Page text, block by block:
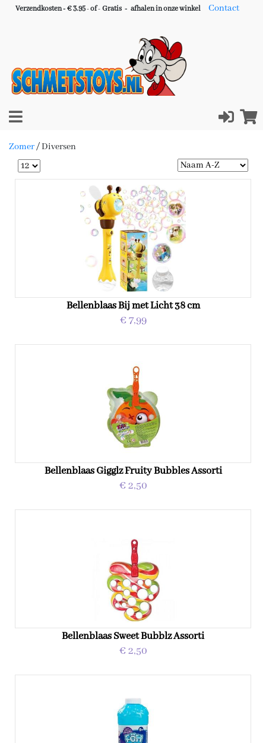
Verzendkosten - € 3.95-of- Gratis - afhalen in onze winkel Contact
Zomer/Diversen
Bellenblaas Bij met Licht 38 cm
€ 7,99
Bellenblaas Gigglz Fruity Bubbles Assorti
€ 2,50
Bellenblaas Sweet Bubblz Assorti
€ 2,50